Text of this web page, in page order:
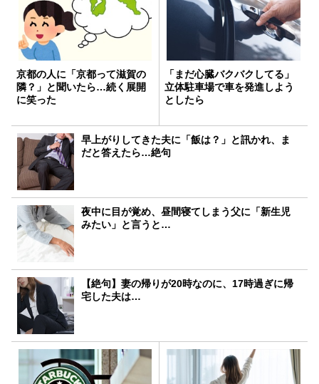
京都の人に「京都って滋賀の
隣？」と聞いたら…続く展開
に笑った
「まだ心臓バクバクしてる」
立体駐車場で車を発進しよう
としたら
早上がりしてきた夫に「飯は？」と訊かれ、ま
だと答えたら…絶句
夜中に目が覚め、昼間寝てしまう父に「新生児
みたい」と言うと…
【絶句】妻の帰りが20時なのに、17時過ぎに帰
宅した夫は…